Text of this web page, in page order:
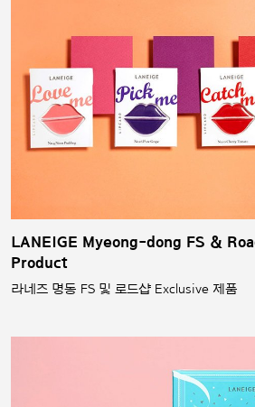
LANEIGE Myeong-dong FS &
Product
라네즈 명동 FS 및 로드샵 Exclusive 제품